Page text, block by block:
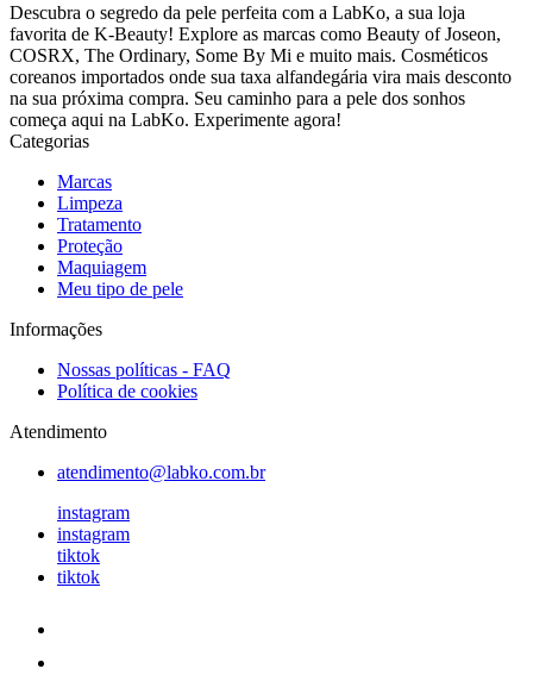
Descubra o segredo da pele perfeita com a LabKo, a sua loja
favorita de K-Beauty! Explore as marcas como Beauty of Joseon,
COSRX, The Ordinary, Some By Mi e muito mais. Cosméticos
coreanos importados onde sua taxa alfandegária vira mais desconto
na sua próxima compra. Seu caminho para a pele dos sonhos
começa aqui na LabKo. Experimente agora!
Categorias
Marcas
Limpeza
Tratamento
Proteção
Maquiagem
Meu tipo de pele
Informações
Nossas políticas - FAQ
Política de cookies
Atendimento
atendimento@labko.com.br
instagram
instagram
tiktok
tiktok